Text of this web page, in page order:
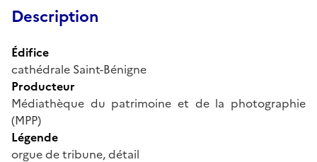
Description
Édifice
cathédrale Saint-Bénigne
Producteur
Médiathèque du patrimoine et de la photographie
(MPP)
Légende
orgue de tribune, détail